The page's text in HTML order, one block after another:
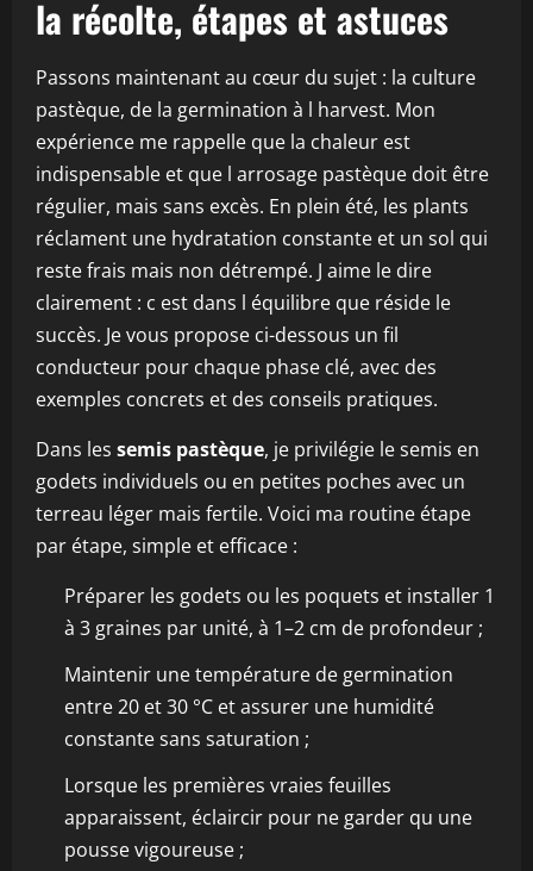
la récolte, étapes et astuces
Passons maintenant au cœur du sujet : la culture
pastèque, de la germination à l harvest. Mon
expérience me rappelle que la chaleur est
indispensable et que l arrosage pastèque doit être
régulier, mais sans excès. En plein été, les plants
réclament une hydratation constante et un sol qui
reste frais mais non détrempé. J aime le dire
clairement : c est dans l équilibre que réside le
succès. Je vous propose ci-dessous un fil
conducteur pour chaque phase clé, avec des
exemples concrets et des conseils pratiques.
Dans les semis pastèque, je privilégie le semis en
godets individuels ou en petites poches avec un
terreau léger mais fertile. Voici ma routine étape
par étape, simple et efficace :
Préparer les godets ou les poquets et installer 1
à 3 graines par unité, à 1–2 cm de profondeur ;
Maintenir une température de germination
entre 20 et 30 °C et assurer une humidité
constante sans saturation ;
Lorsque les premières vraies feuilles
apparaissent, éclaircir pour ne garder qu une
pousse vigoureuse ;